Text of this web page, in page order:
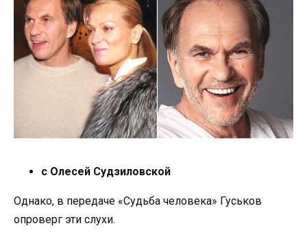
с Олесей Судзиловской
Однако, в передаче «Судьба человека» Гуськов
опроверг эти слухи.